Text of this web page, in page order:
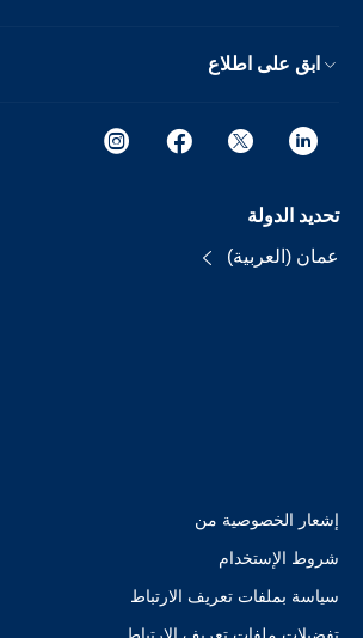
ابق على اطلاع
تحديد الدولة
عمان (العربية)
إشعار الخصوصية من
شروط الإستخدام
سياسة بملفات تعريف الارتباط